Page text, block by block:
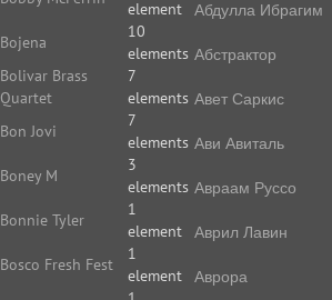
element
Bojena
10
elements
Bolivar Brass
Quartet
7
elements
Bon Jovi
7
elements
Boney M
3
elements
Bonnie Tyler
1
element
Bosco Fresh Fest
1
element
Абдулла Ибрагим
Абстрактор
Авет Саркис
Ави Авиталь
Авраам Руссо
Аврил Лавин
Аврора